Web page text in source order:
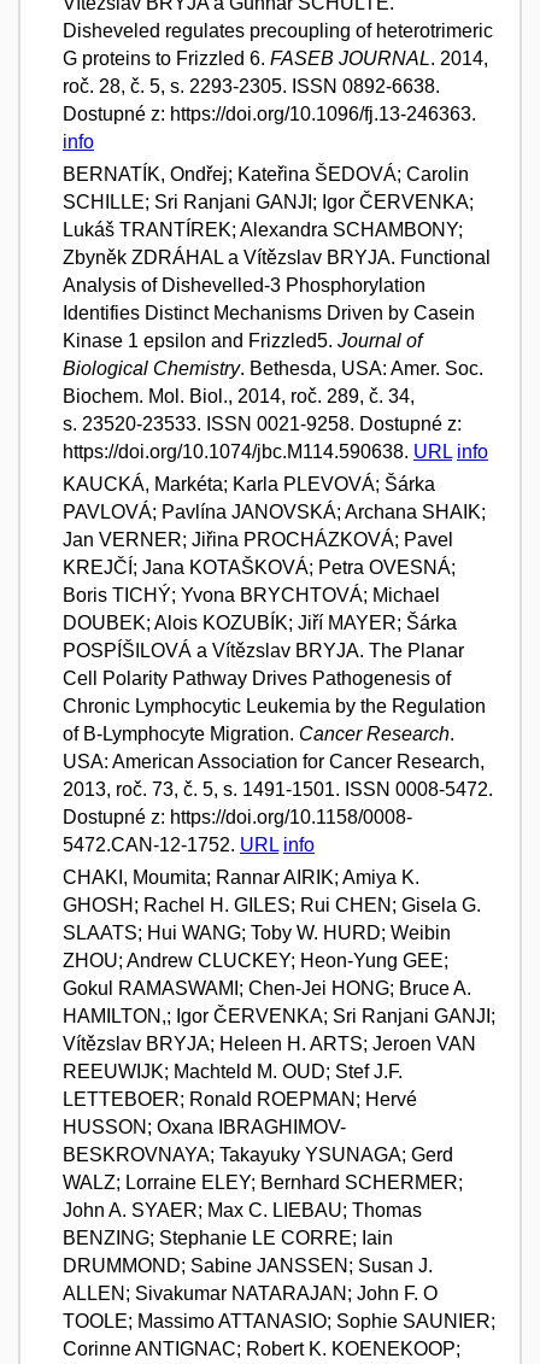
Disheveled regulates precoupling of heterotrimeric
G proteins to Frizzled 6. FASEB JOURNAL. 2014,
roč. 28, č. 5, s. 2293-2305. ISSN 0892-6638.
Dostupné z: https://doi.org/10.1096/fj.13-246363.
info
BERNATÍK, Ondřej; Kateřina ŠEDOVÁ; Carolin
SCHILLE; Sri Ranjani GANJI; Igor ČERVENKA;
Lukáš TRANTÍREK; Alexandra SCHAMBONY;
Zbyněk ZDRÁHAL a Vítězslav BRYJA. Functional
Analysis of Dishevelled-3 Phosphorylation
Identifies Distinct Mechanisms Driven by Casein
Kinase 1 epsilon and Frizzled5. Journal of
Biological Chemistry. Bethesda, USA: Amer. Soc.
Biochem. Mol. Biol., 2014, roč. 289, č. 34,
s. 23520-23533. ISSN 0021-9258. Dostupné z:
https://doi.org/10.1074/jbc.M114.590638. URL info
KAUCKÁ, Markéta; Karla PLEVOVÁ; Šárka
PAVLOVÁ; Pavlína JANOVSKÁ; Archana SHAIK;
Jan VERNER; Jiřina PROCHÁZKOVÁ; Pavel
KREJČÍ; Jana KOTAŠKOVÁ; Petra OVESNÁ;
Boris TICHÝ; Yvona BRYCHTOVÁ; Michael
DOUBEK; Alois KOZUBÍK; Jiří MAYER; Šárka
POSPÍŠILOVÁ a Vítězslav BRYJA. The Planar
Cell Polarity Pathway Drives Pathogenesis of
Chronic Lymphocytic Leukemia by the Regulation
of B-Lymphocyte Migration. Cancer Research.
USA: American Association for Cancer Research,
2013, roč. 73, č. 5, s. 1491-1501. ISSN 0008-5472.
Dostupné z: https://doi.org/10.1158/0008-
5472.CAN-12-1752. URL info
CHAKI, Moumita; Rannar AIRIK; Amiya K.
GHOSH; Rachel H. GILES; Rui CHEN; Gisela G.
SLAATS; Hui WANG; Toby W. HURD; Weibin
ZHOU; Andrew CLUCKEY; Heon-Yung GEE;
Gokul RAMASWAMI; Chen-Jei HONG; Bruce A.
HAMILTON,; Igor ČERVENKA; Sri Ranjani GANJI;
Vítězslav BRYJA; Heleen H. ARTS; Jeroen VAN
REEUWIJK; Machteld M. OUD; Stef J.F.
LETTEBOER; Ronald ROEPMAN; Hervé
HUSSON; Oxana IBRAGHIMOV-
BESKROVNAYA; Takayuky YSUNAGA; Gerd
WALZ; Lorraine ELEY; Bernhard SCHERMER;
John A. SYAER; Max C. LIEBAU; Thomas
BENZING; Stephanie LE CORRE; Iain
DRUMMOND; Sabine JANSSEN; Susan J.
ALLEN; Sivakumar NATARAJAN; John F. O
TOOLE; Massimo ATTANASIO; Sophie SAUNIER;
Corinne ANTIGNAC; Robert K. KOENEKOOP;